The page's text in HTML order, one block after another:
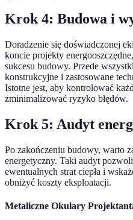
Krok 4: Budowa i
Doradzenie się doświadczonej
koncie projekty
sukcesu budowy. Przede
konstrukcyjne i zastosowane
Istotne jest, aby kontrolować
zminimalizować ryzyko błędów.
Krok 5: Audyt
Po zakończeniu budowy, warto
energetyczny. Taki audyt
ewentualnych strat ciepła i
obniżyć koszty eksploatacji.
Metaliczne Okulary